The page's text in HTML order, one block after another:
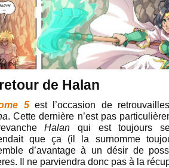
de Halan
5est l’occasion de
. Cette dernière n’est pas
Halan qui est toujours
que ça (il la surnomme
d’avantage à un désir de
Il ne parviendra donc pas à la